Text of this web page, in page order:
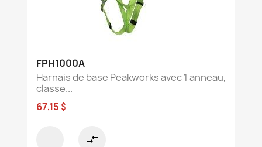
FPH1000A
Harnais de base Peakworks avec 1 anneau,
classe...
67,15 $
compare_arrows